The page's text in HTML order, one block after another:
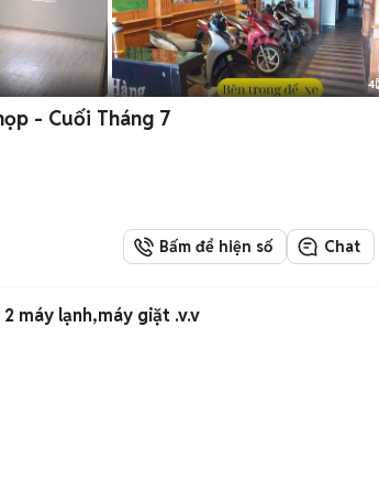
4
- Cuối Tháng 7
Bấm để hiện số Chat
máy lạnh,máy giặt .v.v